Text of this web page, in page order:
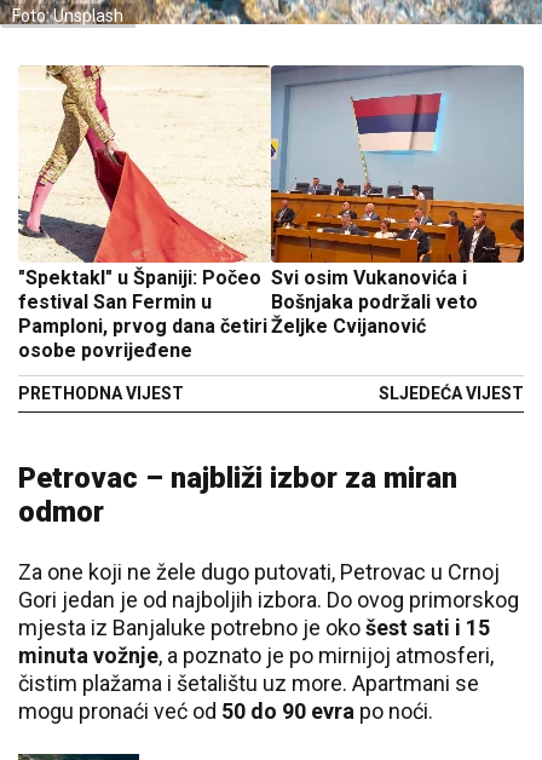
Foto: Unsplash
"Spektakl" u Španiji: Počeo
festival San Fermin u
Pamploni, prvog dana četiri
osobe povrijeđene
PRETHODNA VIJEST
Svi osim Vukanovića i
Bošnjaka podržali veto
Željke Cvijanović
SLJEDEĆA VIJEST
Petrovac – najbliži izbor za miran
odmor
Za one koji ne žele dugo putovati, Petrovac u Crnoj
Gori jedan je od najboljih izbora. Do ovog primorskog
mjesta iz Banjaluke potrebno je okošest sati i 15
minuta vožnje, a poznato je po mirnijoj atmosferi,
čistim plažama i šetalištu uz more. Apartmani se
mogu pronaći već od 50 do 90 evra po noći.